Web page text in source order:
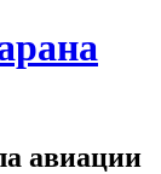
авиации